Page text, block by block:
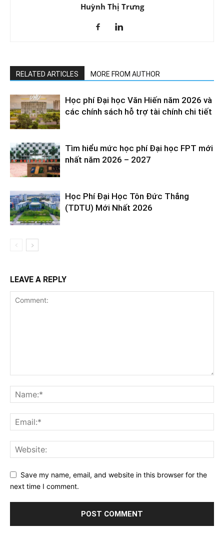
Huỳnh Thị Trưng
RELATED ARTICLES MORE FROM AUTHOR
Học phí Đại học Văn Hiến năm 2026 và
các chính sách hỗ trợ tài chính chi tiết
Tìm hiểu mức học phí Đại học FPT mới
nhất năm 2026 – 2027
Học Phí Đại Học Tôn Đức Thắng
(TDTU) Mới Nhất 2026
LEAVE A REPLY
Save my name, email, and website in this browser for the
next time I comment.